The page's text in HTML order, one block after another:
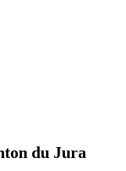
du Jura